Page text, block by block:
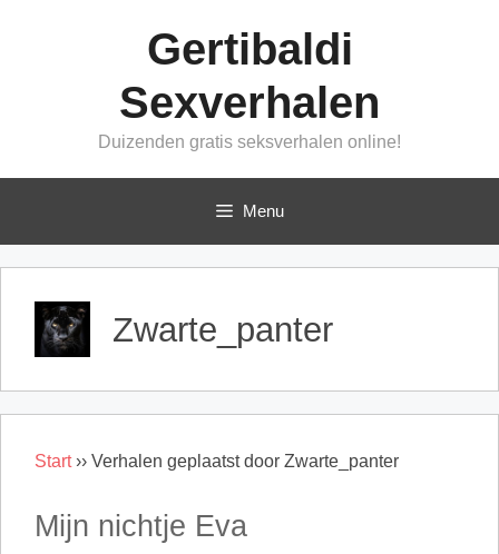
Gertibaldi
Sexverhalen
Duizenden gratis seksverhalen online!
Menu
Zwarte_panter
Start›› Verhalen geplaatst door Zwarte_panter
Mijn nichtje Eva